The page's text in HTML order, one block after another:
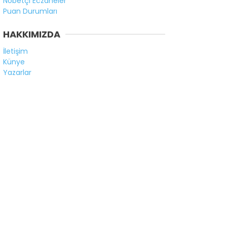
Puan Durumları
HAKKIMIZDA
İletişim
Künye
Yazarlar